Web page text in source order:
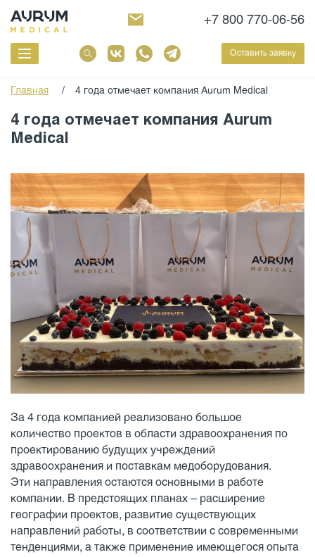
+7 800 770-06-56
Оставить заявку
Главная / 4 года отмечает компания Aurum Medical
4 года отмечает компания Aurum
Medical
За 4 года компанией реализовано большое
количество проектов в области здравоохранения по
проектированию будущих учреждений
здравоохранения и поставкам медоборудования.
Эти направления остаются основными в работе
компании. В предстоящих планах – расширение
географии проектов, развитие существующих
направлений работы, в соответствии с современными
тенденциями, а также применение имеющегося опыта